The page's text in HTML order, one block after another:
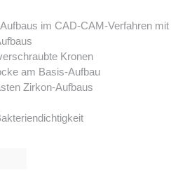
im CAD-CAM-Verfahren
Kronen
am Basis-Aufbau
Zirkon-Aufbaus